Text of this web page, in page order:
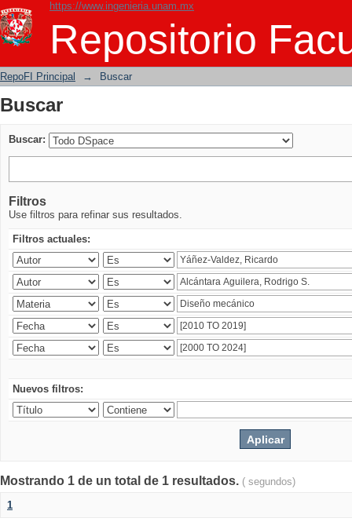
https://www.ingenieria.unam.mx
Repositorio
Buscar
RepoFI Principal → Buscar
Buscar
Buscar:
Filtros
Use filtros para refinar sus resultados.
Filtros actuales:
Nuevos filtros:
Mostrando 1 de un total de 1 resultados. ( segundos)
1